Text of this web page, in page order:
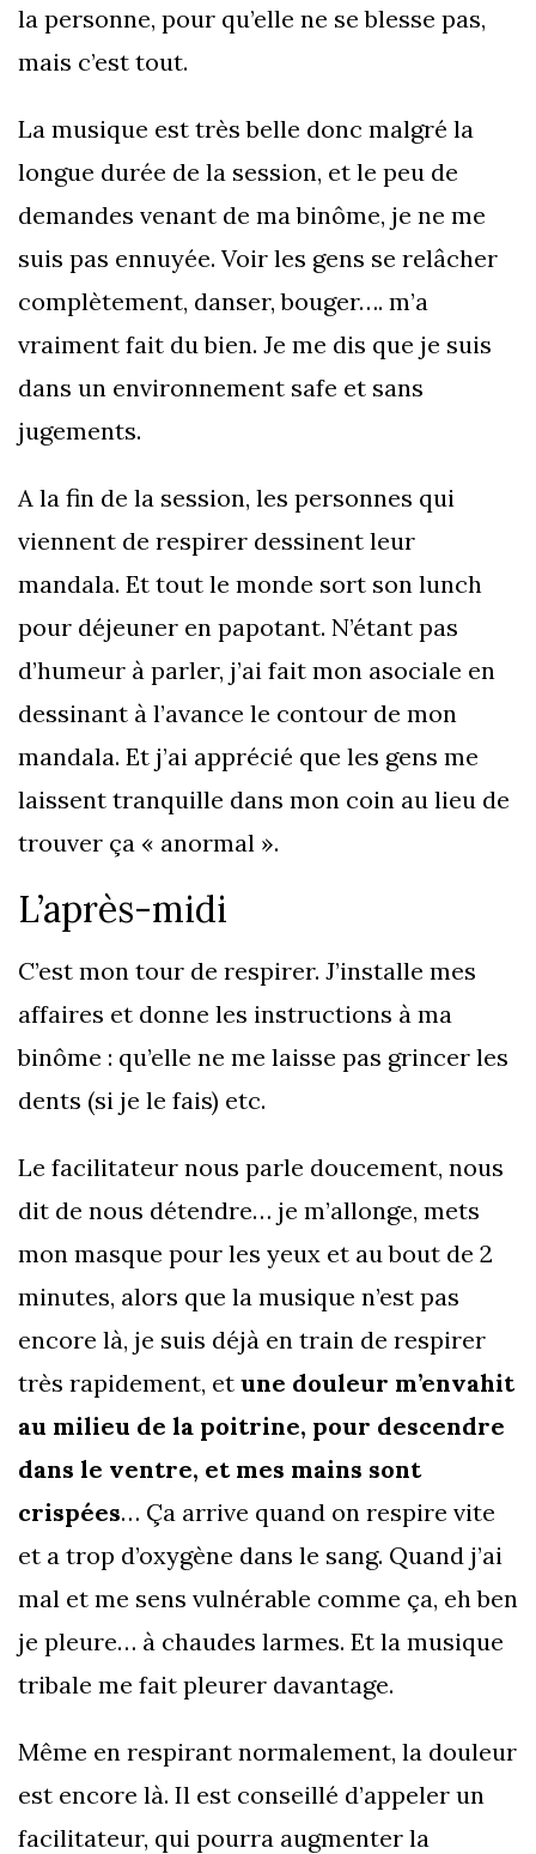
la personne, pour qu’elle ne se blesse pas,
mais c’est tout.
La musique est très belle donc malgré la
longue durée de la session, et le peu de
demandes venant de ma binôme, je ne me
suis pas ennuyée. Voir les gens se relâcher
complètement, danser, bouger…. m’a
vraiment fait du bien. Je me dis que je suis
dans un environnement safe et sans
jugements.
A la fin de la session, les personnes qui
viennent de respirer dessinent leur
mandala. Et tout le monde sort son lunch
pour déjeuner en papotant. N’étant pas
d’humeur à parler, j’ai fait mon asociale en
dessinant à l’avance le contour de mon
mandala. Et j’ai apprécié que les gens me
laissent tranquille dans mon coin au lieu de
trouver ça « anormal ».
L’après-midi
C’est mon tour de respirer. J’installe mes
affaires et donne les instructions à ma
binôme : qu’elle ne me laisse pas grincer les
dents (si je le fais) etc.
Le facilitateur nous parle doucement, nous
dit de nous détendre… je m’allonge, mets
mon masque pour les yeux et au bout de 2
minutes, alors que la musique n’est pas
encore là, je suis déjà en train de respirer
très rapidement, et une douleur m’envahit
au milieu de la poitrine, pour descendre
dans le ventre, et mes mains sont
crispées… Ça arrive quand on respire vite
et a trop d’oxygène dans le sang. Quand j’ai
mal et me sens vulnérable comme ça, eh ben
je pleure… à chaudes larmes. Et la musique
tribale me fait pleurer davantage.
Même en respirant normalement, la douleur
est encore là. Il est conseillé d’appeler un
facilitateur, qui pourra augmenter la